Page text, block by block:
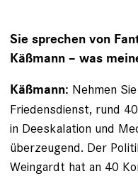
Sie sprechen von
Käßmann – was
Käßmann: Nehmen
Friedensdienst, rund
in Deeskalation und
überzeugend. Der
Weingardt hat an 40